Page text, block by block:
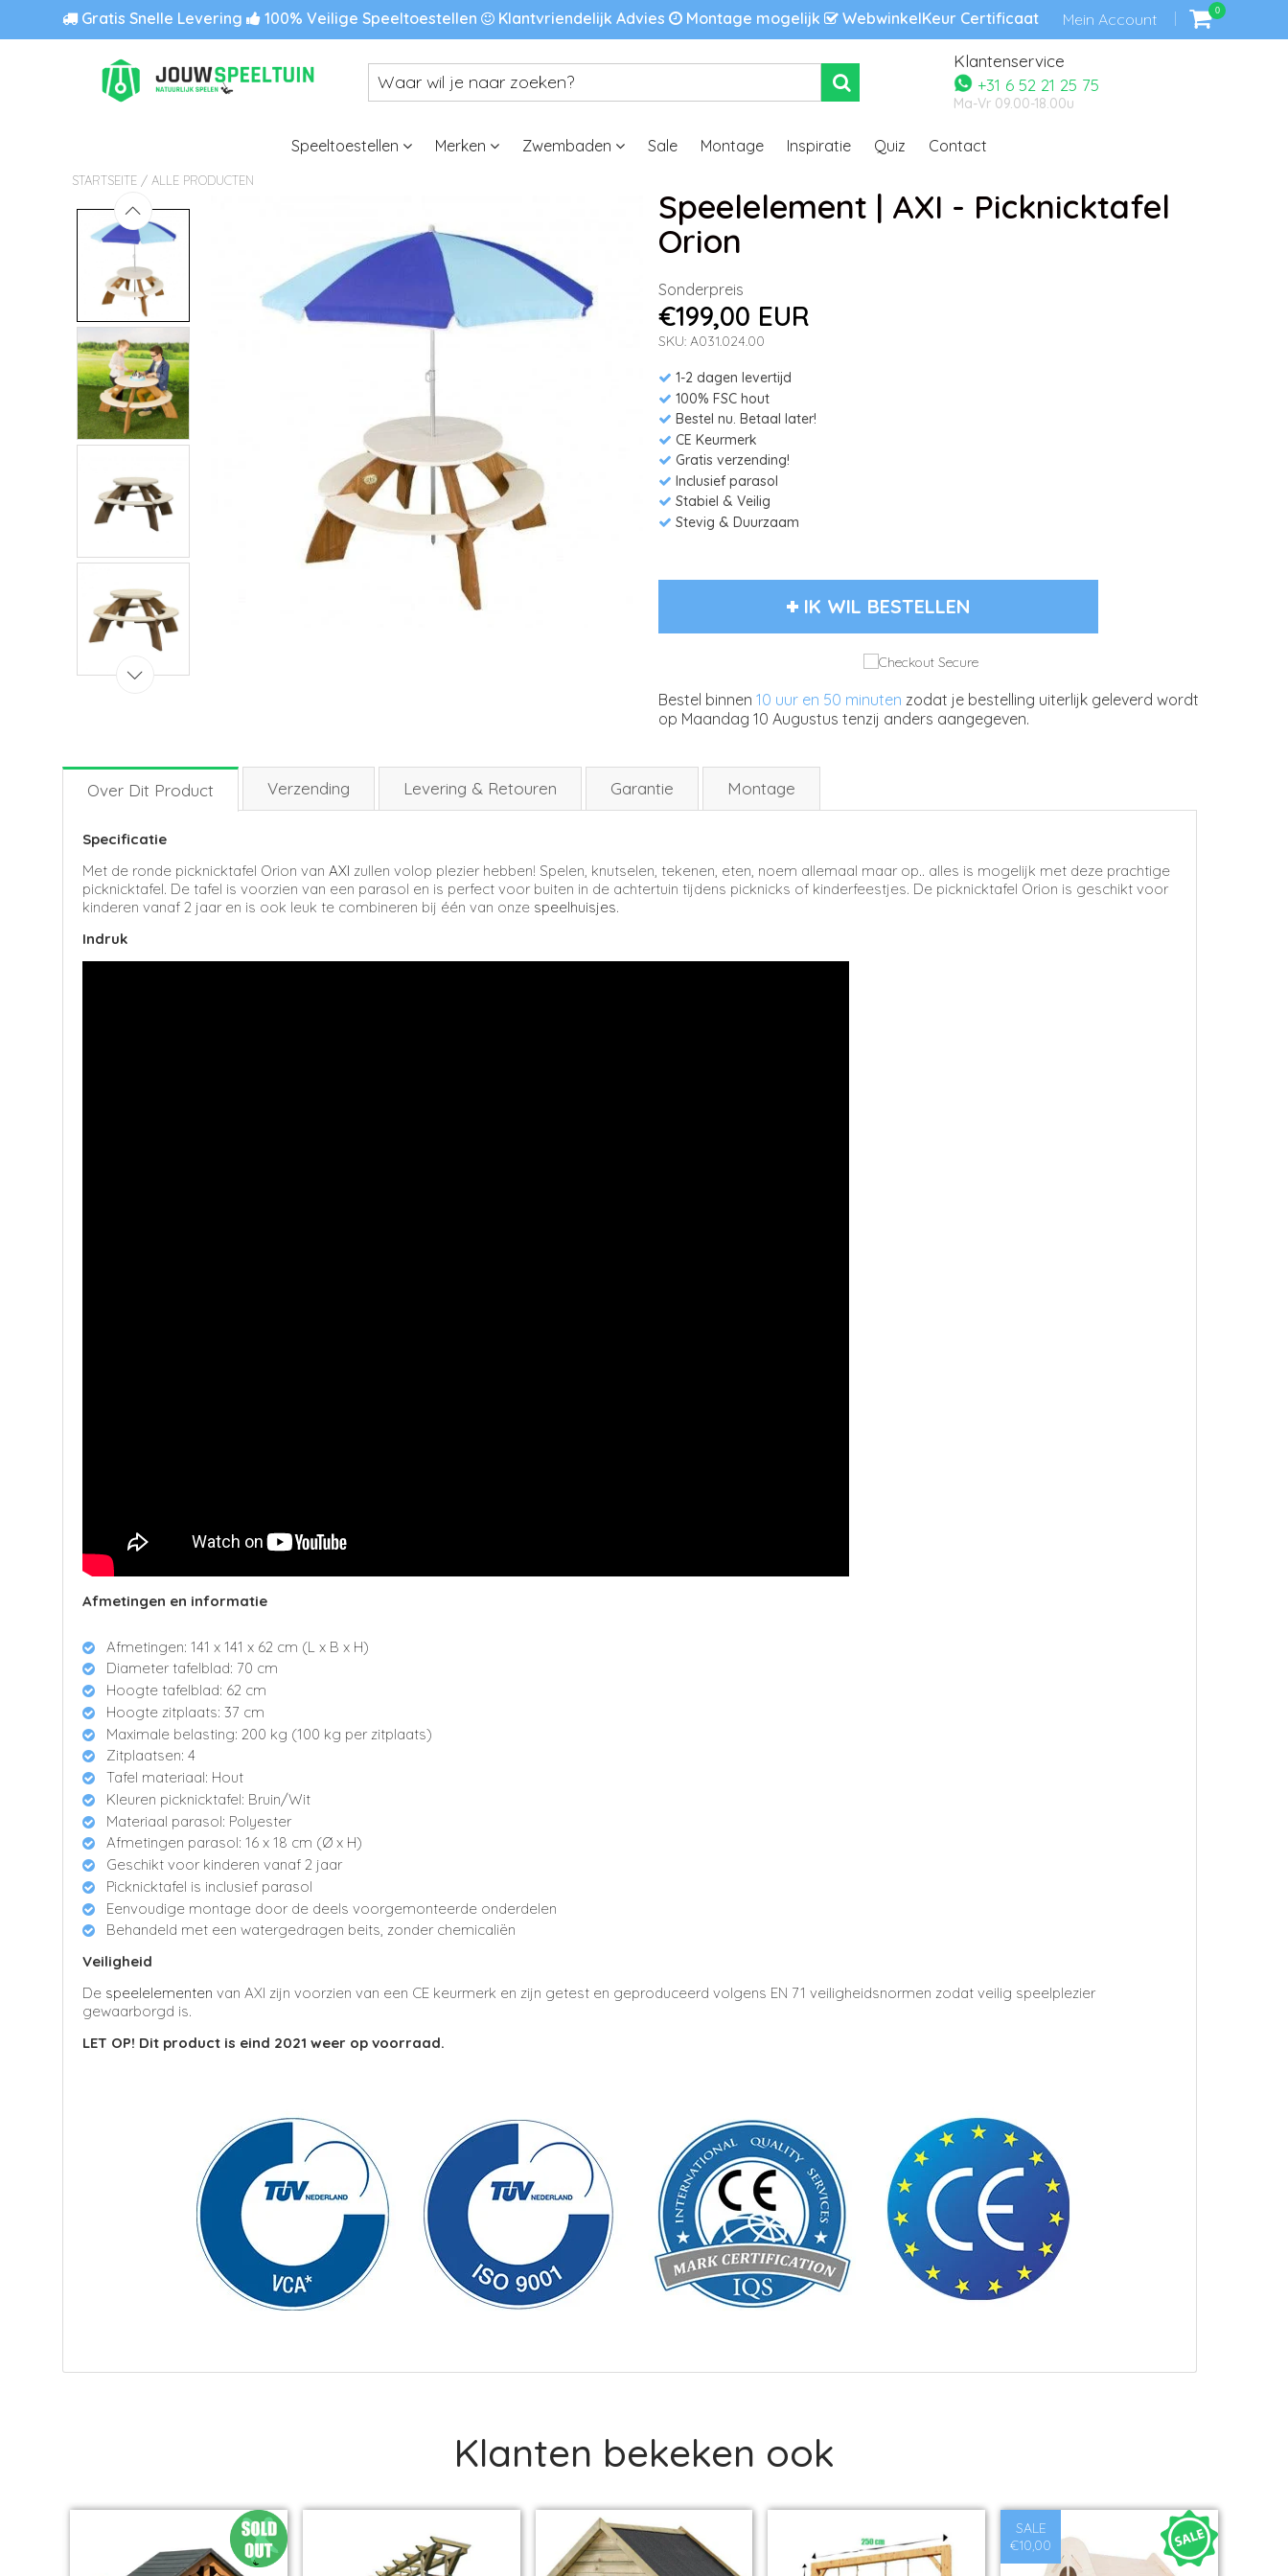
Gratis Snelle Levering 100% Veilige Speeltoestellen Klantvriendelijk Advies Montage mogelijk WebwinkelKeur Certificaat Mein Account 0
Klantenservice
+31 6 52 21 25 75
Ma-Vr 09.00-18.00u
Speeltoestellen Merken Zwembaden Sale Montage Inspiratie Quiz Contact
STARTSEITE / ALLE PRODUCTEN
Speelelement | AXI - Picknicktafel
Orion
Sonderpreis
€199,00 EUR
SKU: A031.024.00
1-2 dagen levertijd
100% FSC hout
Bestel nu. Betaal later!
CE Keurmerk
Gratis verzending!
Inclusief parasol
Stabiel & Veilig
Stevig & Duurzaam
IK WIL BESTELLEN
Bestel binnen 10 uur en 50 minutenzodat je bestelling uiterlijk geleverd wordt
op Maandag 10 Augustus tenzij anders aangegeven.
Over Dit Product Verzending Levering & Retouren Garantie Montage
Specificatie
Met de ronde picknicktafel Orion van AXI zullen volop plezier hebben! Spelen, knutselen, tekenen, eten, noem allemaal maar op.. alles is mogelijk met deze prachtige
picknicktafel. De tafel is voorzien van een parasol en is perfect voor buiten in de achtertuin tijdens picknicks of kinderfeestjes. De picknicktafel Orion is geschikt voor
kinderen vanaf 2 jaar en is ook leuk te combineren bij één van onze speelhuisjes.
Indruk
Afmetingen en informatie
Afmetingen: 141 x 141 x 62 cm (L x B x H)
Diameter tafelblad: 70 cm
Hoogte tafelblad: 62 cm
Hoogte zitplaats: 37 cm
Maximale belasting: 200 kg (100 kg per zitplaats)
Zitplaatsen: 4
Tafel materiaal: Hout
Kleuren picknicktafel: Bruin/Wit
Materiaal parasol: Polyester
Afmetingen parasol: 16 x 18 cm (Ø x H)
Geschikt voor kinderen vanaf 2 jaar
Picknicktafel is inclusief parasol
Eenvoudige montage door de deels voorgemonteerde onderdelen
Behandeld met een watergedragen beits, zonder chemicaliën
Veiligheid
De speelelementen van AXI zijn voorzien van een CE keurmerk en zijn getest en geproduceerd volgens EN 71 veiligheidsnormen zodat veilig speelplezier
gewaarborgd is.
LET OP! Dit product is eind 2021 weer op voorraad.
Klanten bekeken ook
SALE
€10,00